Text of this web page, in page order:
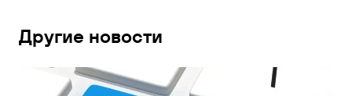
Другие новости